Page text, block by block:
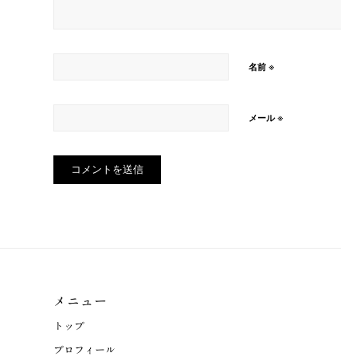
名前 ※
メール※
メニュー
トップ
プロフィール